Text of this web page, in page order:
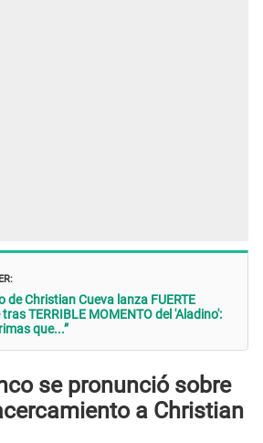
de Christian Cueva lanza FUERTE
TERRIBLE MOMENTO del 'Aladino':
que...”
se pronunció sobre
a Christian